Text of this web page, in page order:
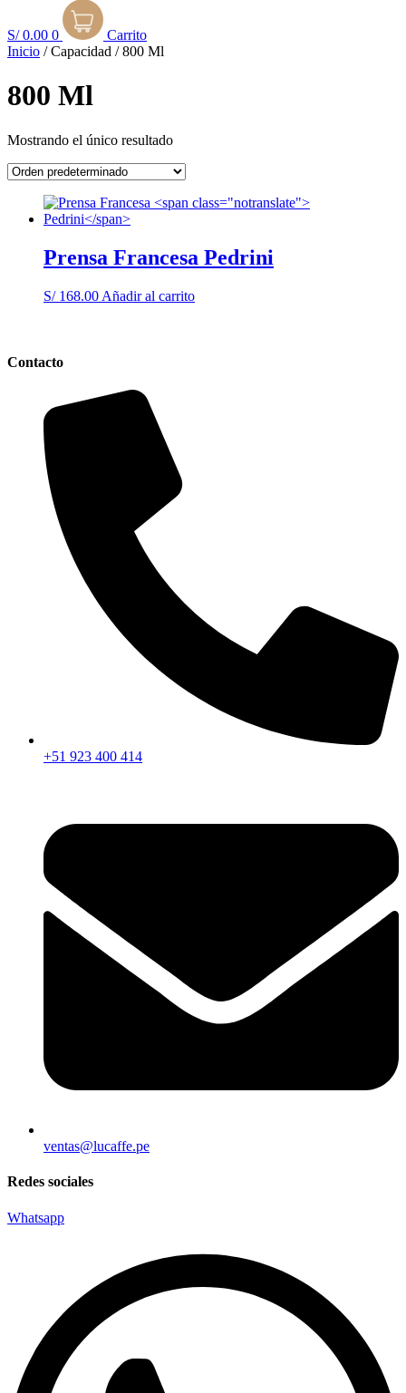
S/0.00 0
Carrito
Inicio / Capacidad / 800 Ml
800 Ml
Mostrando el único resultado
Prensa Francesa Pedrini
S/168.00 Añadir al carrito
Contacto
+51 923 400 414
ventas@lucaffe.pe
Redes sociales
Whatsapp